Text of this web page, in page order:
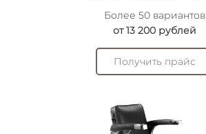
Более 50 вариантов
от 13 200 рублей
Получить прайс